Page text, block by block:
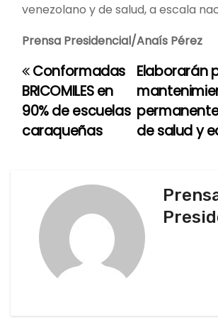
venezolano y de salud, a escala
Prensa Presidencial/Anaís Pérez
N
a
v
Elaborarán
de salud y
Conformadas
BRICOMILES en
90% de escuelas
caraqueñas